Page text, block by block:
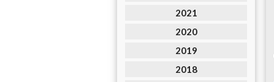
2021
2020
2019
2018